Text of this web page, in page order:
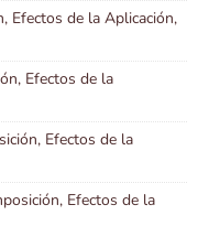
Efectos de la Aplicación,
Efectos de la
Efectos de la
Efectos de la